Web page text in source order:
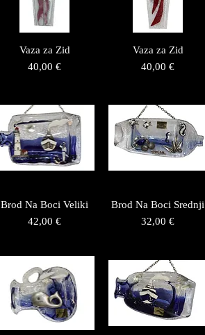
Vaza za Zid
Price
40,00 €
Vaza za Zid
Price
40,00 €
Brod Na Boci Veliki
Price
42,00 €
Brod Na Boci Srednji
Price
32,00 €